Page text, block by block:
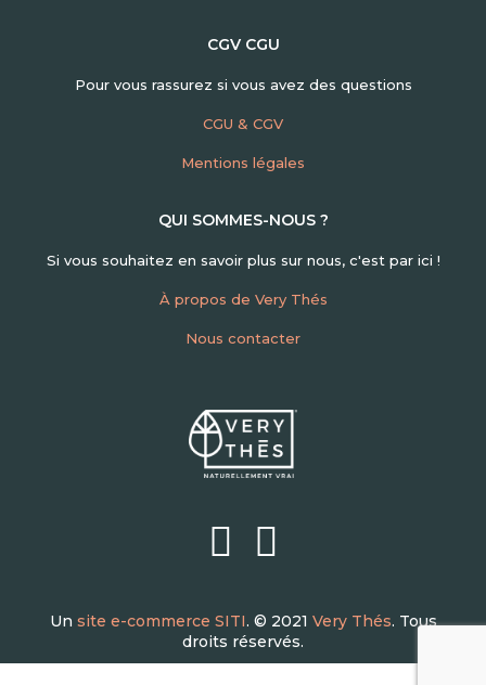
CGV CGU
Pour vous rassurez si vous avez des questions
CGU & CGV
Mentions légales
QUI SOMMES-NOUS ?
Si vous souhaitez en savoir plus sur nous, c'est par ici !
À propos de Very Thés
Nous contacter
Un site e-commerce SITI. © 2021 Very Thés. Tous
droits réservés.